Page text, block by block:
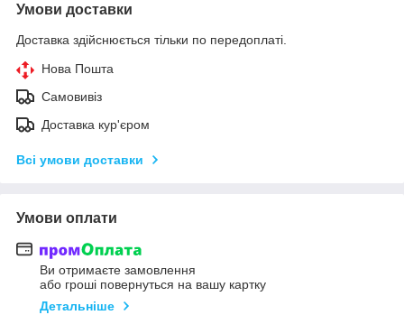
Умови доставки
Доставка здійснюється тільки по передоплаті.
Нова Пошта
Самовивіз
Доставка кур'єром
Всі умови доставки
Умови оплати
Ви отримаєте замовлення
або гроші повернуться на вашу картку
Детальніше